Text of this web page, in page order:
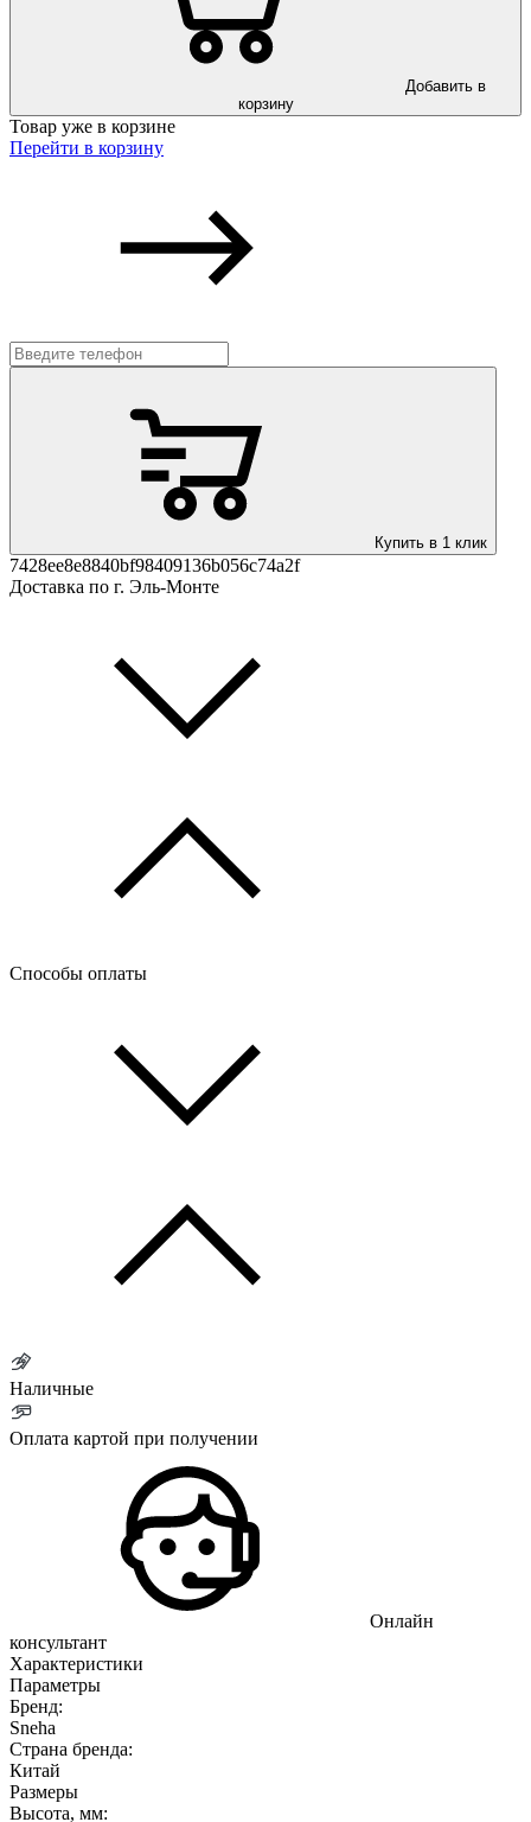
корзину
Товар уже в корзине
Перейти в корзину
Купить в 1 клик
7428ee8e8840bf98409136b056c74a2f
Доставка по г. Эль-Монте
Способы оплаты
Наличные
Оплата картой при получении
Онлайн
консультант
Характеристики
Параметры
Бренд:
Sneha
Страна бренда:
Китай
Размеры
Высота, мм: